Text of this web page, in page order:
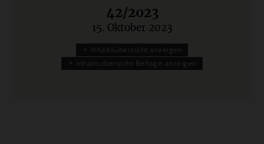
42/2023
:
15. Oktober 2023
Inhaltsübersicht anzeigen
Inhaltsübersicht Beilage anzeigen